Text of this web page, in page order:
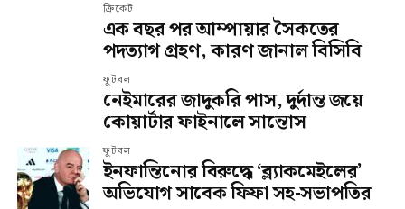
ক্রিকেট
এক বছর পর আম্পায়ার সৈকতের
পদত্যাগ গ্রহণ, কারণ জানাল বিসিবি
ফুটবল
নেইমারের জাদুকরি পাস, দুর্দান্ত জয়ে
কোয়ার্টার ফাইনালে সান্তোস
ফুটবল
ইনফান্তিনোর বিরুদ্ধে ‘ব্ল্যাকমেইলের’
অভিযোগ সাবেক ফিফা সহ-সভাপতির